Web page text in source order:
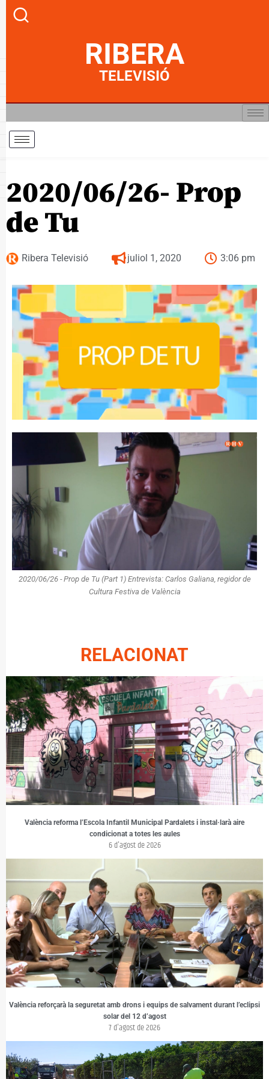
RIBERA
TELEVISIÓ
2020/06/26- Prop
de Tu
Ribera Televisió juliol 1, 2020 3:06 pm
2020/06/26 - Prop de Tu (Part 1) Entrevista: Carlos Galiana, regidor de
Cultura Festiva de València
RELACIONAT
València reforma l’Escola Infantil Municipal Pardalets i instal·larà aire
condicionat a totes les aules
6 d'agost de 2026
València reforçarà la seguretat amb drons i equips de salvament durant l’eclipsi
solar del 12 d’agost
7 d'agost de 2026